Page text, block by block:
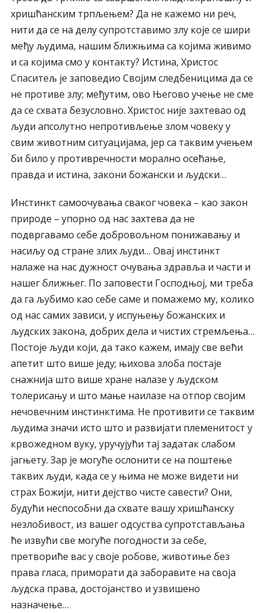
хришћанским трпљењем? Да не кажемо ни реч,
нити да се на делу супротставимо злу које се шири
међу људима, нашим ближњима са којима живимо
и са којима смо у контакту? Истина, Христос
Спаситељ је заповедио Својим следбеницима да се
не противе злу; међутим, ово Његово учење не сме
да се схвата безусловно. Христос није захтевао од
људи апсолутно непротивљење злом човеку у
свим животним ситуацијама, јер са таквим учењем
би било у противречности морално осећање,
правда и истина, закони божански и људски…
Инстинкт самоочувања сваког човека – као закон
природе – упорно од нас захтева да не
подвргавамо себе добровољном понижавању и
насиљу од стране злих људи… Овај инстинкт
налаже на нас дужност очувања здравља и части и
нашег ближњег. По заповести Господњој, ми треба
да га љубимо као себе саме и помажемо му, колико
од нас самих зависи, у испуњењу божанских и
људских закона, добрих дела и чистих стремљења…
Постоје људи који, да тако кажем, имају све већи
апетит што више једу; њихова злоба постаје
снажнија што више хране налазе у људском
толерисању и што мање наилазе на отпор својим
нечовечним инстинктима. Не противити се таквим
људима значи исто што и развијати племенитост у
крвожедном вуку, уручујући тај задатак слабом
јагњету. Зар је могуће ослонити се на поштење
таквих људи, када се у њима не може видети ни
страх Божији, нити дејство чисте савести? Они,
будући неспособни да схвате вашу хришћанску
незлобивост, из вашег одсуства супротстављања
ће извући све могуће погодности за себе,
претвориће вас у своје робове, животиње без
права гласа, приморати да заборавите на своја
људска права, достојанство и узвишено
назначење…